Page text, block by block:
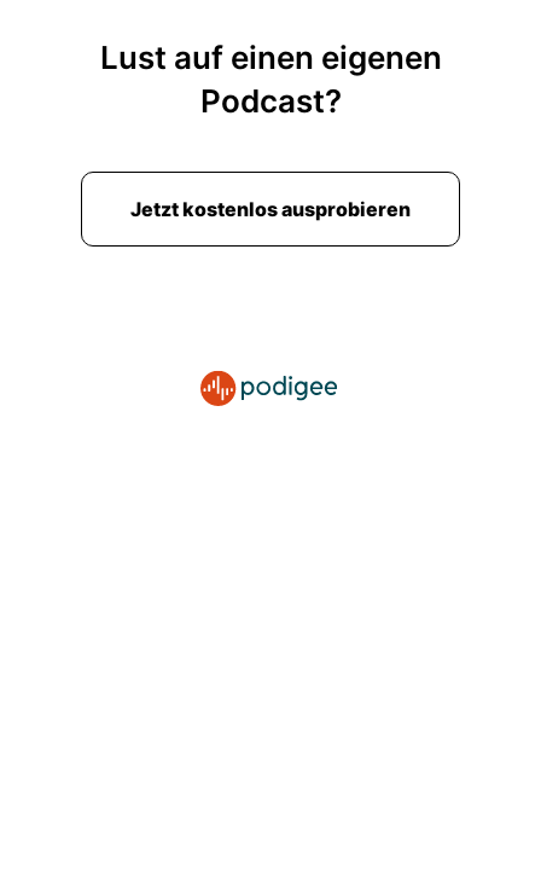
Lust auf einen eigenen
Podcast?
Jetzt kostenlos ausprobieren